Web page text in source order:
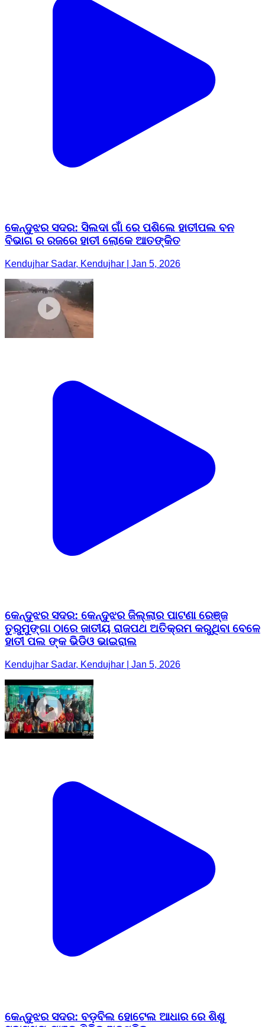
କେନ୍ଦୁଝର ସଦର: ସିଲଦା ଗାଁ ରେ ପଶିଲେ ହାତୀପଲ ବନ
ବିଭାଗ ର ରଜରେ ହାତୀ ଲୋକେ ଆତଙ୍କିତ
Kendujhar Sadar, Kendujhar | Jan 5, 2026
କେନ୍ଦୁଝର ସଦର: କେନ୍ଦୁଝର ଜିଲ୍ଲାର ପାଟଣା ରେଞ୍ଜ
ତୁରୁମୁଙ୍ଗା ଠାରେ ଜାତୀୟ ରାଜପଥ ଅତିକ୍ରମ କରୁଥିବା ବେଳେ
ହାତୀ ପଲ ଙ୍କ ଭିଡିଓ ଭାଇରାଲ
Kendujhar Sadar, Kendujhar | Jan 5, 2026
କେନ୍ଦୁଝର ସଦର: ବଡ଼ବିଲ ହୋଟେଲ ଆଧାର ରେ ଶିଶୁ